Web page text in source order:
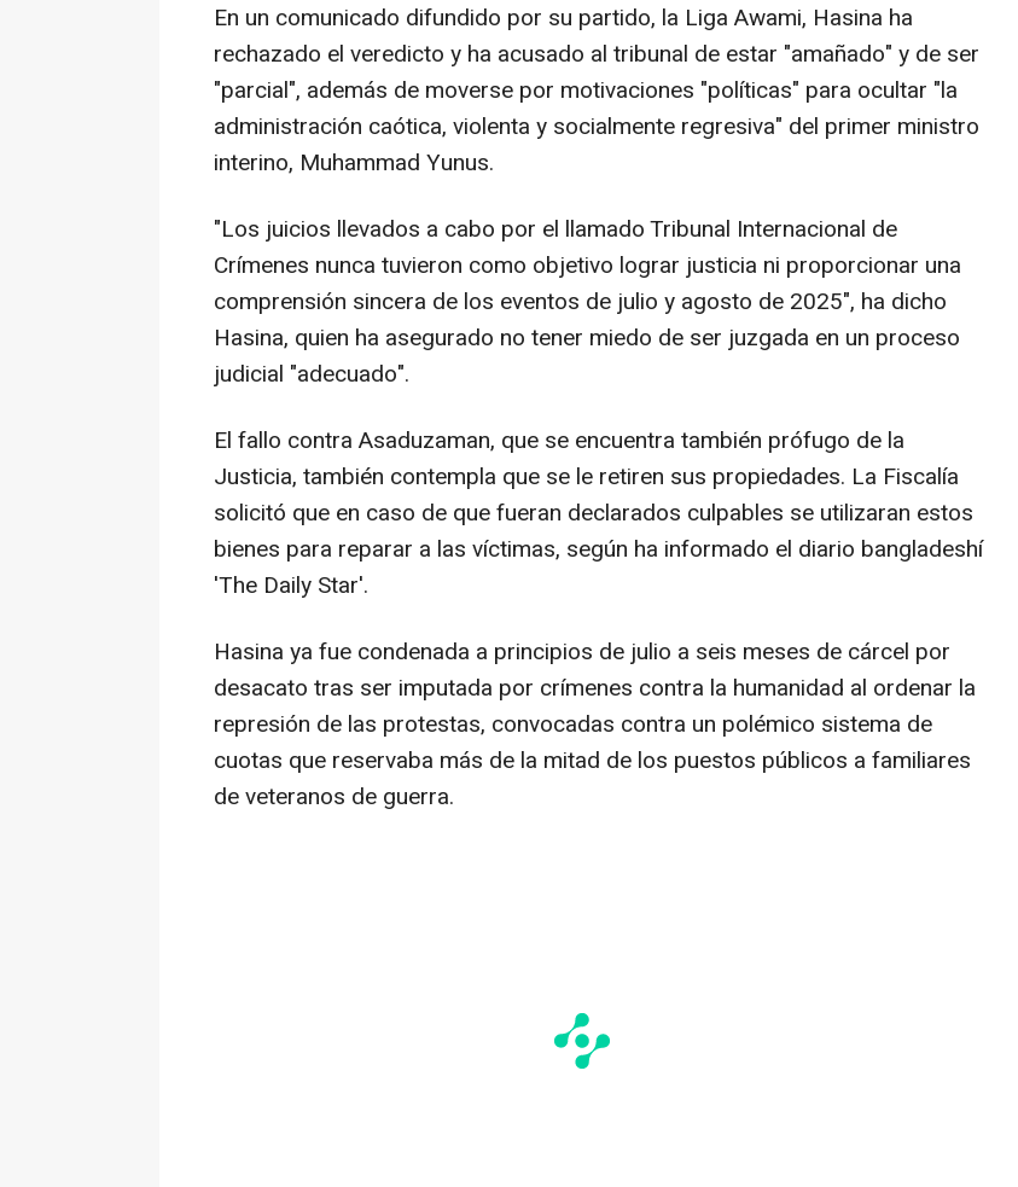
En un comunicado difundido por su partido, la Liga Awami, Hasina ha
rechazado el veredicto y ha acusado al tribunal de estar "amañado" y de ser
"parcial", además de moverse por motivaciones "políticas" para ocultar "la
administración caótica, violenta y socialmente regresiva" del primer ministro
interino, Muhammad Yunus.
"Los juicios llevados a cabo por el llamado Tribunal Internacional de
Crímenes nunca tuvieron como objetivo lograr justicia ni proporcionar una
comprensión sincera de los eventos de julio y agosto de 2025", ha dicho
Hasina, quien ha asegurado no tener miedo de ser juzgada en un proceso
judicial "adecuado".
El fallo contra Asaduzaman, que se encuentra también prófugo de la
Justicia, también contempla que se le retiren sus propiedades. La Fiscalía
solicitó que en caso de que fueran declarados culpables se utilizaran estos
bienes para reparar a las víctimas, según ha informado el diario bangladeshí
'The Daily Star'.
Hasina ya fue condenada a principios de julio a seis meses de cárcel por
desacato tras ser imputada por crímenes contra la humanidad al ordenar la
represión de las protestas, convocadas contra un polémico sistema de
cuotas que reservaba más de la mitad de los puestos públicos a familiares
de veteranos de guerra.